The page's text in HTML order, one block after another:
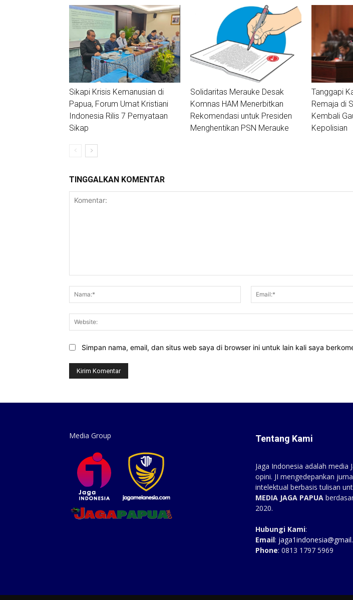
Sikapi Krisis Kemanusian di
Papua, Forum Umat Kristiani
Indonesia Rilis 7 Pernyataan
Sikap
Solidaritas Merauke Desak
Komnas HAM Menerbitkan
Rekomendasi untuk Presiden
Menghentikan PSN Merauke
Tanggapi
Remaja di
Kembali
Kepolisian
TINGGALKAN KOMENTAR
Nama:*
Simpan nama, email, dan situs web saya di browser ini untuk lain kali saya
Media Group Tentang Kami
Jaga Indonesia adalah media
opini. JI mengedepankan
intelektual berbasis tulisan
MEDIA JAGA PAPUA
2020.
Hubungi Kami:
Email:
Phone: 0813 1797 5969